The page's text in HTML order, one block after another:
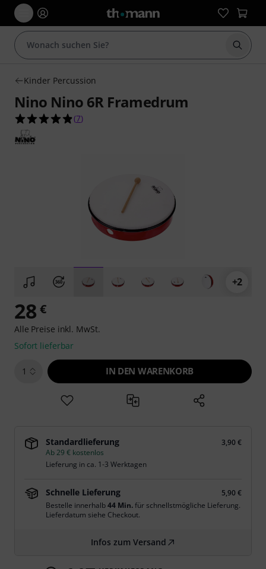
Suche
Kinder Percussion
Nino Nino 6R Framedrum
4.9 von 5 Sternen aus 7 Kundenbewertungen
(7)
+2
28 €
Alle Preise inkl. MwSt.
Sofort lieferbar
1 IN DEN WARENKORB
Standardlieferung
3,90 €
Ab 29 € kostenlos
Lieferung in ca. 1-3 Werktagen
Schnelle Lieferung
5,90 €
Bestelle innerhalb44 Min.für schnellstmögliche Lieferung.
Lieferdatum siehe Checkout.
Infos zum Versand